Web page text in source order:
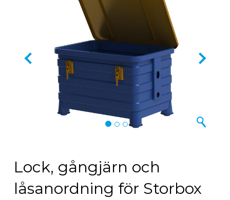
Lock, gångjärn och
låsanordning för Storbox